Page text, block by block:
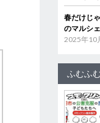
春だけじ
のマルシェ
2025年10
ふむふむ